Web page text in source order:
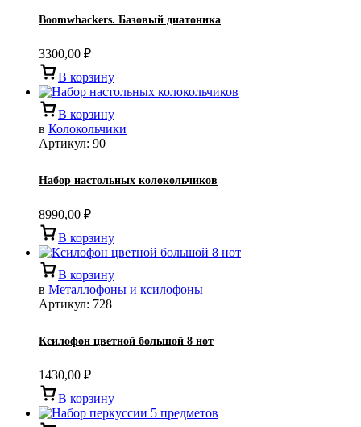
Boomwhackers. Базовый диатоника
3300,00 ₽
В корзину
В корзину
в Колокольчики
Артикул: 90
Набор настольных колокольчиков
8990,00 ₽
В корзину
В корзину
в Металлофоны и ксилофоны
Артикул: 728
Ксилофон цветной большой 8 нот
1430,00 ₽
В корзину